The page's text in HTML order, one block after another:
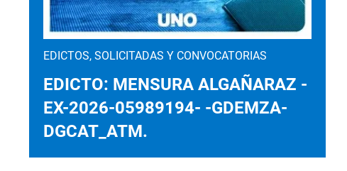
EDICTOS, SOLICITADAS Y CONVOCATORIAS
EDICTO: MENSURA ALGAÑARAZ -
EX-2026-05989194- -GDEMZA-
DGCAT_ATM.